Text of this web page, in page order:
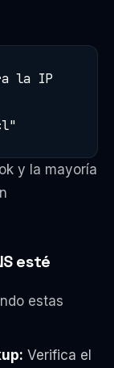
la IP
y la mayoría
esté
estas
Verifica el